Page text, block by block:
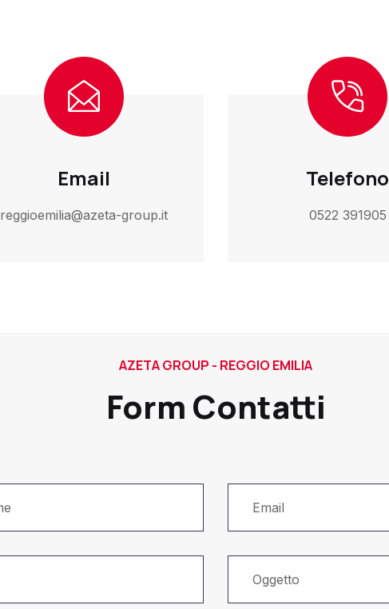
Email
reggioemilia@azeta-group.it
Telefono
0522 391905
AZETA GROUP - REGGIO EMILIA
Form Contatti